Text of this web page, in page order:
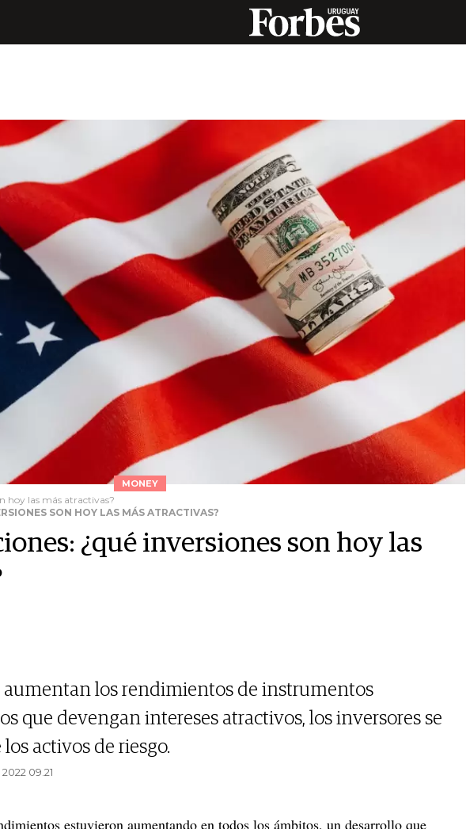
MONEY
hoy las más atractivas?
SON HOY LAS MÁS ATRACTIVAS?
¿qué inversiones son hoy las
aumentan los rendimientos de instrumentos
que devengan intereses atractivos, los inversores se
activos de riesgo.
09.21
estuvieron aumentando en todos los ámbitos, un desarrollo que